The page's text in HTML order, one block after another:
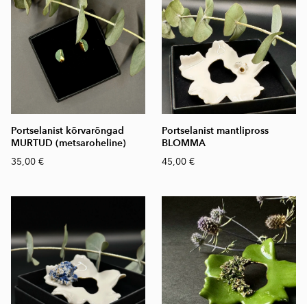
Portselanist kõrvarõngad
MURTUD (metsaroheline)
35,00 €
Portselanist mantlipross
BLOMMA
45,00 €